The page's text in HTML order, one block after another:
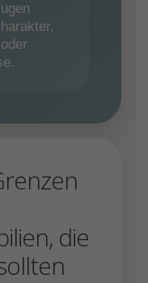
die